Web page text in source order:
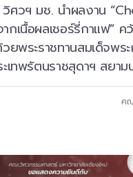
ศวฯ มช. นำผลงาน
กเนื้อผลเชอร์รี่กาแฟ” ค
ยพระราชทานสมเด็จพร
เทพรัตนราชสุดาฯ สยา
ค